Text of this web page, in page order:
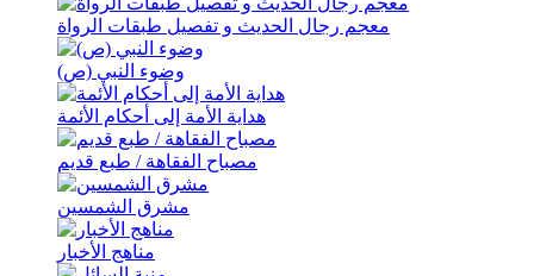
معجم رجال الحدیث و تفصیل طبقات الرواة
وضوء النبي (ص)
هدایة الأمة إلی أحکام الأئمة
مصباح الفقاهة / طبع قدیم
مشرق الشمسین
مناهج الأخبار